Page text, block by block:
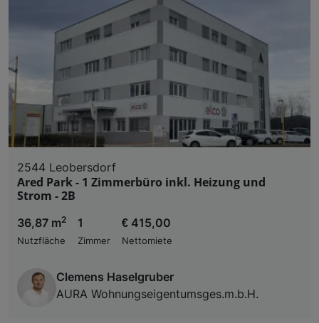
2544 Leobersdorf
Ared Park - 1 Zimmerbüro inkl. Heizung und
Strom - 2B
36,87 m2
Nutzfläche
1
Zimmer
€ 415,00
Nettomiete
Clemens Haselgruber
AURA Wohnungseigentumsges.m.b.H.